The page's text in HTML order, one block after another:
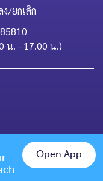
/ยกเลิก
น. - 17.00 น.)
95032Chat on LINE
Open App